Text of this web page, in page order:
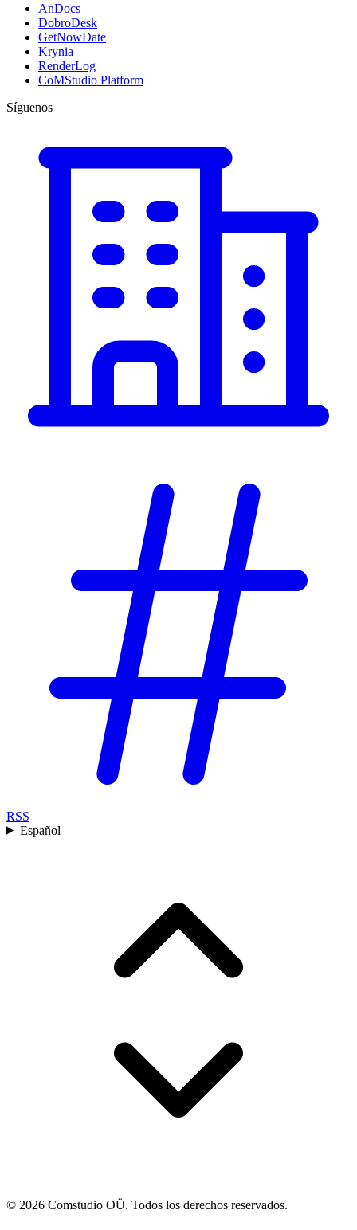
AnDocs
DobroDesk
GetNowDate
Krynia
RenderLog
CoMStudio Platform
Síguenos
RSS
Español
© 2026 Comstudio OÜ. Todos los derechos reservados.